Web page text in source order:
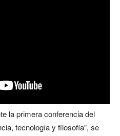
la primera conferencia del
tecnología y filosofía”, se